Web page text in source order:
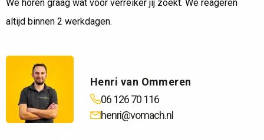
We horen graag wat voor verreiker jij zoekt. We reageren
altijd binnen 2 werkdagen.
Henri van Ommeren
06 126 70 116
henri@vomach.nl